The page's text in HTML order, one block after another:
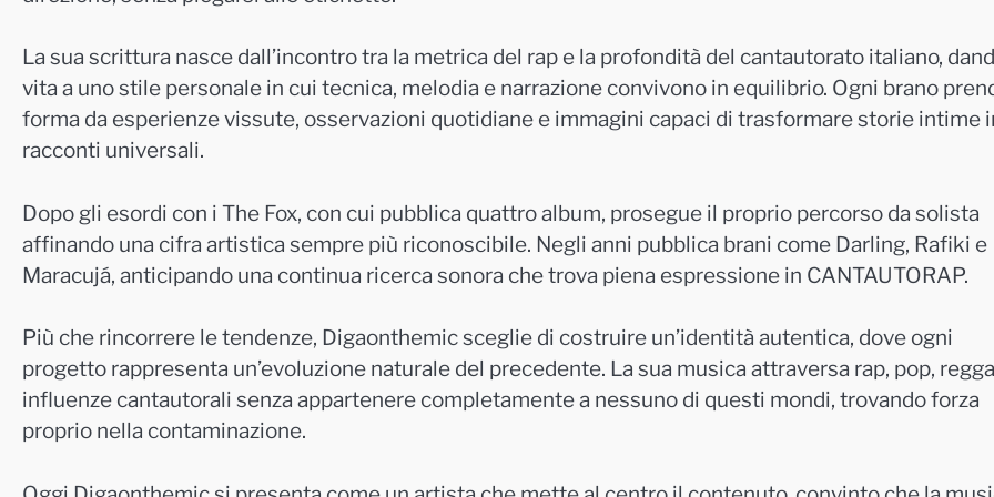
La sua scrittura nasce dall’incontro tra la metrica del rap e la profondità del cantautorato italiano,
vita a uno stile personale in cui tecnica, melodia e narrazione convivono in equilibrio. Ogni brano
forma da esperienze vissute, osservazioni quotidiane e immagini capaci di trasformare storie intime
racconti universali.
Dopo gli esordi con i The Fox, con cui pubblica quattro album, prosegue il proprio percorso da solista
affinando una cifra artistica sempre più riconoscibile. Negli anni pubblica brani come Darling, Rafiki e
Maracujá, anticipando una continua ricerca sonora che trova piena espressione in CANTAUTORAP.
Più che rincorrere le tendenze, Digaonthemic sceglie di costruire un’identità autentica, dove ogni
progetto rappresenta un’evoluzione naturale del precedente. La sua musica attraversa rap, pop,
influenze cantautorali senza appartenere completamente a nessuno di questi mondi, trovando forza
proprio nella contaminazione.